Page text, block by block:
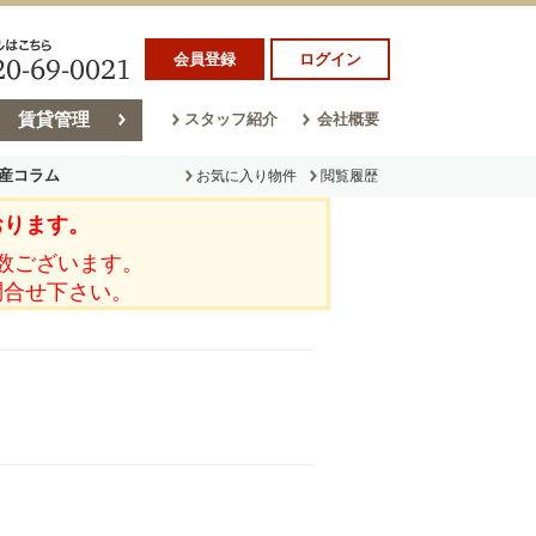
会員登録 ログイン
賃貸管理 スタッフ紹介 会社概要
コラム
ム
お気に入り物件 閲覧履歴
ます。
ざいます。
せ下さい。